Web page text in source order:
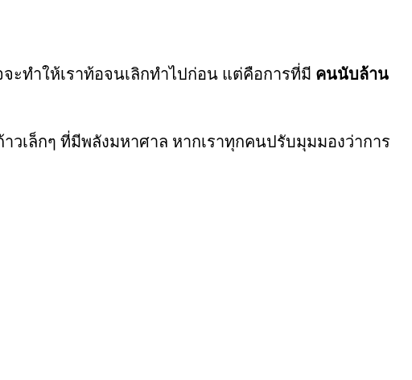
ะทำให้เราท้อจนเลิกทำไปก่อน แต่คือการที่มี คนนับล้าน
วเล็กๆ ที่มีพลังมหาศาล หากเราทุกคนปรับมุมมองว่าการ